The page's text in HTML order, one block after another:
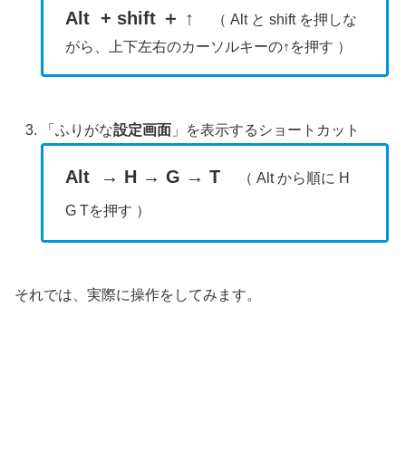
Alt + shift ＋ ↑
（ Alt と shift を押しな
がら、上下左右のカーソルキーの↑を押す ）
「ふりがな設定画面 」を表示するショートカット
Alt → H → G → T （ Alt から順に H
G Tを押す ）
それでは、実際に操作をしてみます。